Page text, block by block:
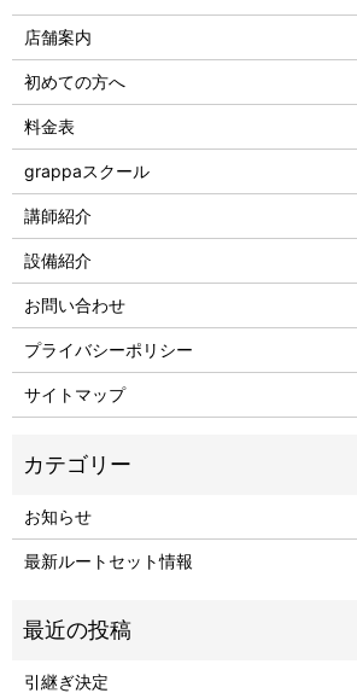
店舗案内
初めての方へ
料金表
grappaスクール
講師紹介
設備紹介
お問い合わせ
プライバシーポリシー
サイトマップ
お知らせ
最新ルートセット情報
引継ぎ決定